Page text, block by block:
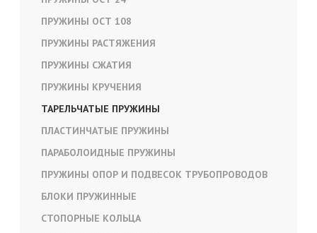
ПРУЖИНЫ ОСТ 108
ПРУЖИНЫ РАСТЯЖЕНИЯ
ПРУЖИНЫ СЖАТИЯ
ПРУЖИНЫ КРУЧЕНИЯ
ТАРЕЛЬЧАТЫЕ ПРУЖИНЫ
ПЛАСТИНЧАТЫЕ ПРУЖИНЫ
ПАРАБОЛОИДНЫЕ ПРУЖИНЫ
ПРУЖИНЫ ОПОР И ПОДВЕСОК ТРУБОПРОВОДОВ
БЛОКИ ПРУЖИННЫЕ
СТОПОРНЫЕ КОЛЬЦА